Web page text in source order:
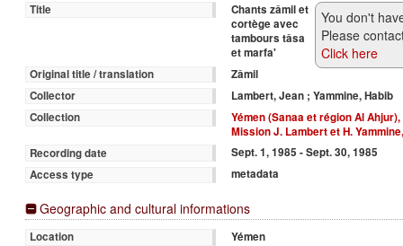
You don't
Please
Click here
Title
Chants zâmil et
cortège avec
tambours tâsa
et marfa'
Original title / translation
Zâmil
Collector
Lambert, Jean ; Yammine, Habib
Collection
Yémen (Sanaa et région Al
Mission J. Lambert et H.
Recording date
Sept. 1, 1985 - Sept. 30, 1985
Access type
metadata
Geographic and cultural informations
Location
Yémen